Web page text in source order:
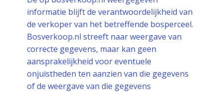
informatie blijft de verantwoordelijkheid van
de verkoper van het betreffende bosperceel.
Bosverkoop.nl streeft naar weergave van
correcte gegevens, maar kan geen
aansprakelijkheid voor eventuele
onjuistheden ten aanzien van die gegevens
of de weergave van die gegevens